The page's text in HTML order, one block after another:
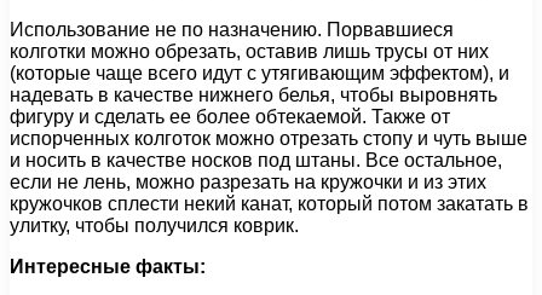
Использование не по назначению. Порвавшиеся
колготки можно обрезать, оставив лишь трусы от них
(которые чаще всего идут с утягивающим эффектом), и
надевать в качестве нижнего белья, чтобы выровнять
фигуру и сделать ее более обтекаемой. Также от
испорченных колготок можно отрезать стопу и чуть выше
и носить в качестве носков под штаны. Все остальное,
если не лень, можно разрезать на кружочки и из этих
кружочков сплести некий канат, который потом закатать в
улитку, чтобы получился коврик.
Интересные факты: